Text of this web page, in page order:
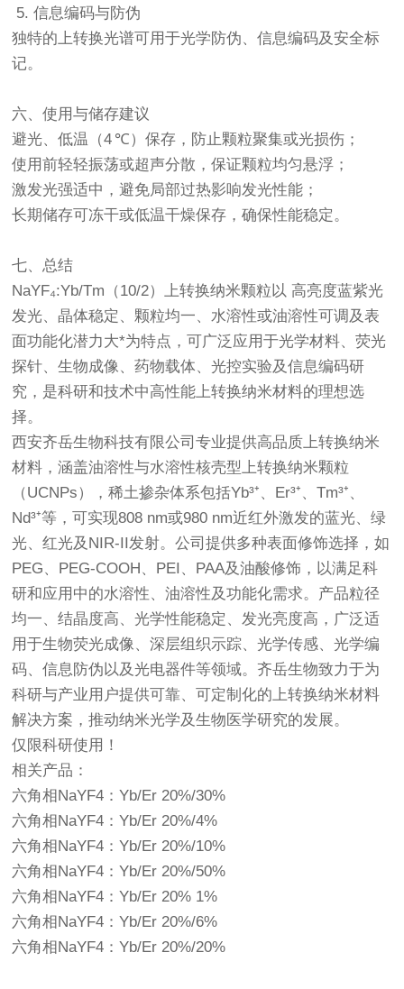
5. 信息编码与防伪
独特的上转换光谱可用于光学防伪、信息编码及安全标
记。
六、使用与储存建议
避光、低温（4 ℃）保存，防止颗粒聚集或光损伤；
使用前轻轻振荡或超声分散，保证颗粒均匀悬浮；
激发光强适中，避免局部过热影响发光性能；
长期储存可冻干或低温干燥保存，确保性能稳定。
七、总结
NaYF₄:Yb/Tm（10/2）上转换纳米颗粒以 高亮度蓝紫光
发光、晶体稳定、颗粒均一、水溶性或油溶性可调及表
面功能化潜力大*为特点，可广泛应用于光学材料、荧光
探针、生物成像、药物载体、光控实验及信息编码研
究，是科研和技术中高性能上转换纳米材料的理想选
择。
西安齐岳生物科技有限公司专业提供高品质上转换纳米
材料，涵盖油溶性与水溶性核壳型上转换纳米颗粒
（UCNPs），稀土掺杂体系包括Yb³⁺、Er³⁺、Tm³⁺、
Nd³⁺等，可实现808 nm或980 nm近红外激发的蓝光、绿
光、红光及NIR-II发射。公司提供多种表面修饰选择，如
PEG、PEG-COOH、PEI、PAA及油酸修饰，以满足科
研和应用中的水溶性、油溶性及功能化需求。产品粒径
均一、结晶度高、光学性能稳定、发光亮度高，广泛适
用于生物荧光成像、深层组织示踪、光学传感、光学编
码、信息防伪以及光电器件等领域。齐岳生物致力于为
科研与产业用户提供可靠、可定制化的上转换纳米材料
解决方案，推动纳米光学及生物医学研究的发展。
仅限科研使用！
相关产品：
六角相NaYF4：Yb/Er 20%/30%
六角相NaYF4：Yb/Er 20%/4%
六角相NaYF4：Yb/Er 20%/10%
六角相NaYF4：Yb/Er 20%/50%
六角相NaYF4：Yb/Er 20% 1%
六角相NaYF4：Yb/Er 20%/6%
六角相NaYF4：Yb/Er 20%/20%